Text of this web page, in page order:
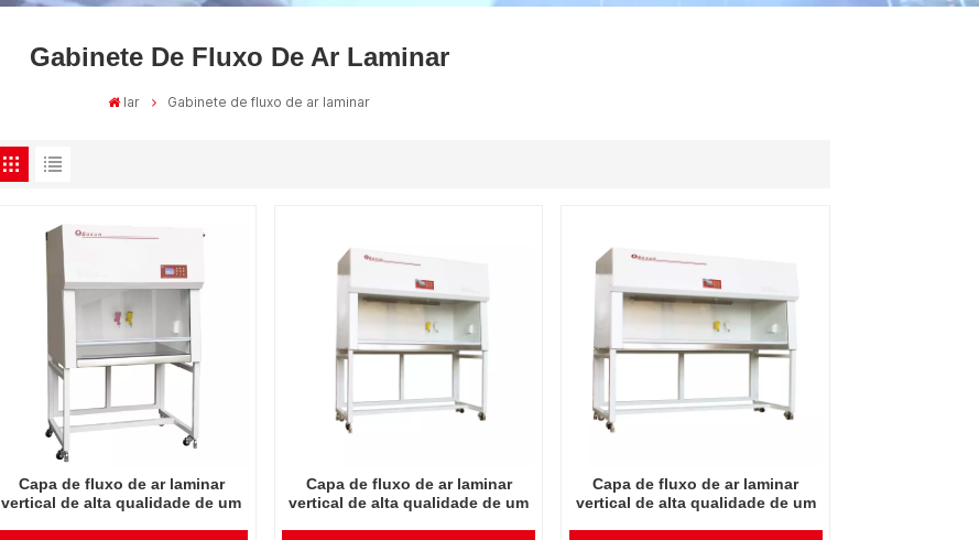
Gabinete De Fluxo De Ar Laminar
lar Gabinete de fluxo de ar laminar
Capa de fluxo de ar laminar
vertical de alta qualidade de um
Capa de fluxo de ar laminar
vertical de alta qualidade de um
Capa de fluxo de ar laminar
vertical de alta qualidade de um